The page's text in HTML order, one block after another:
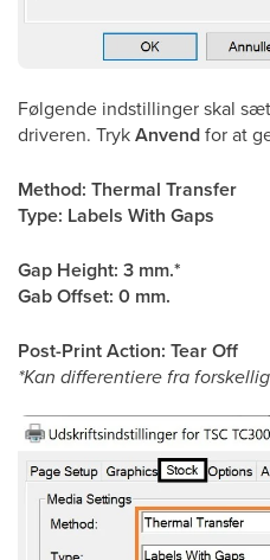
Følgende indstillinger skal
driveren. TrykAnvendfor at
Method: Thermal Transfer
Type: Labels With Gaps
Gap Height: 3 mm.*
Gab Offset: 0 mm.
Post-Print Action: Tear Off
*Kan differentiere fra